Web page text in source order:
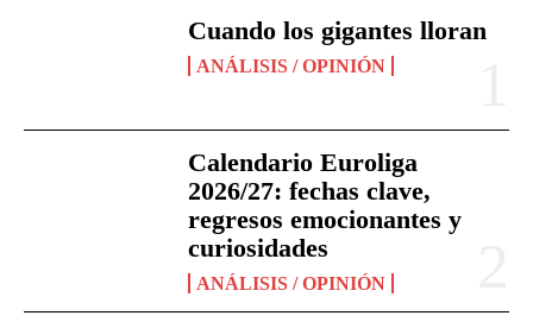
Cuando los gigantes lloran
ANÁLISIS / OPINIÓN
Calendario Euroliga
2026/27: fechas clave,
regresos emocionantes y
curiosidades
ANÁLISIS / OPINIÓN